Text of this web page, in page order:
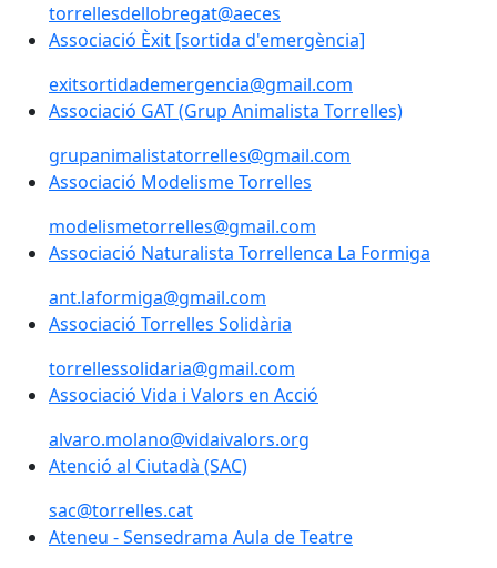
torrellesdellobregat@aeces
Associació Èxit [sortida d'emergència]
Associació Èxit [sortida d'emergència]
exitsortidademergencia@gmail.com
Associació GAT (Grup Animalista Torrelles)
Associació GAT (Grup Animalista Torrelles)
grupanimalistatorrelles@gmail.com
Associació Modelisme Torrelles
Associació Modelisme Torrelles
modelismetorrelles@gmail.com
Associació Naturalista Torrellenca La Formiga
Associació Naturalista Torrellenca La Formiga
ant.laformiga@gmail.com
Associació Torrelles Solidària
Associació Torrelles Solidària
torrellessolidaria@gmail.com
Associació Vida i Valors en Acció
Associació Vida i Valors en Acció
alvaro.molano@vidaivalors.org
Atenció al Ciutadà (SAC)
Atenció al Ciutadà (SAC)
sac@torrelles.cat
Ateneu - Sensedrama Aula de Teatre
Ateneu - Sensedrama Aula de Teatre